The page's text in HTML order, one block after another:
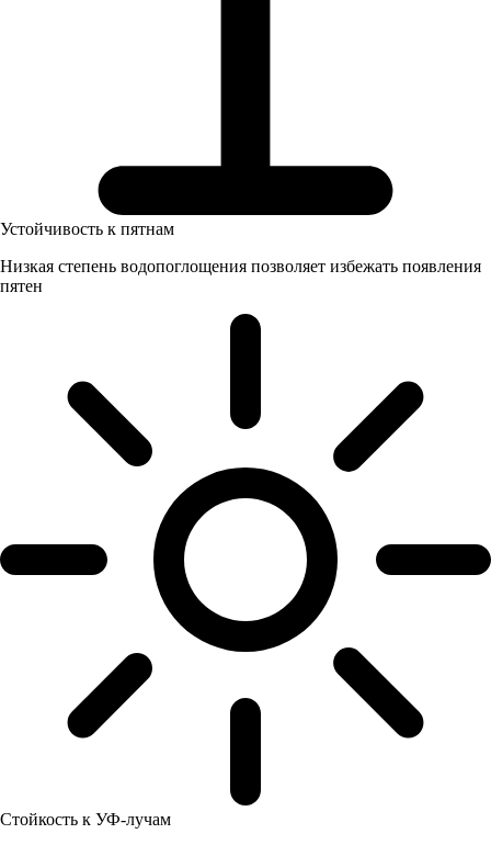
Устойчивость к пятнам
Низкая степень водопоглощения позволяет избежать появления
пятен
Стойкость к УФ-лучам